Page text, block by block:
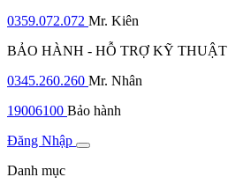
0359.072.072 Mr. Kiên
BẢO HÀNH - HỖ TRỢ KỸ THUẬT
0345.260.260 Mr. Nhân
19006100 Bảo hành
Đăng Nhập
Danh mục